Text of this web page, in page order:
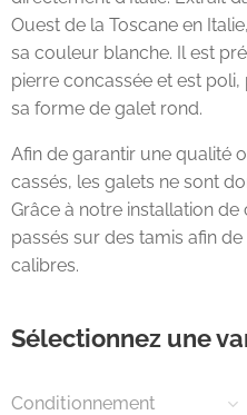
Ouest de la Toscane en
sa couleur blanche. Il est
pierre concassée et est
sa forme de galet rond.
Afin de garantir une qualité
cassés, les galets ne sont
Grâce à notre installation
passés sur des tamis afin
calibres.
Sélectionnez une
Conditionnement